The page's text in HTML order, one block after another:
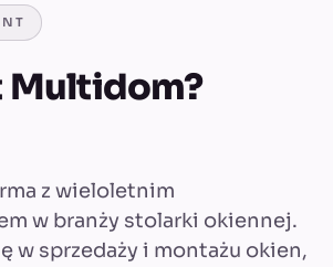
Multidom?
z wieloletnim
w branży stolarki okiennej.
w sprzedaży i montażu okien,